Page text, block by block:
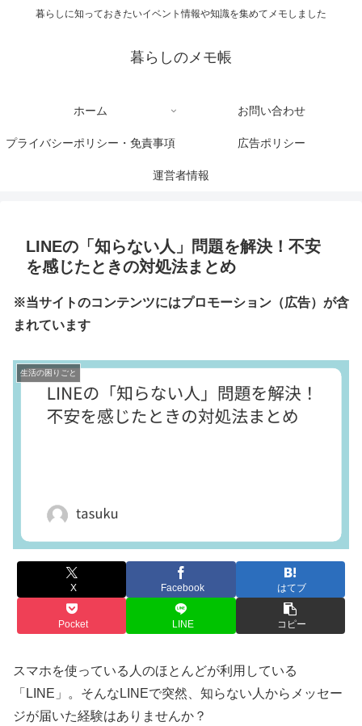
暮らしに知っておきたいイベント情報や知識を集めてメモしました
暮らしのメモ帳
ホーム お問い合わせ
プライバシーポリシー・免責事項 広告ポリシー
運営者情報
LINEの「知らない人」問題を解決！不安
を感じたときの対処法まとめ
※当サイトのコンテンツにはプロモーション（広告）が含
まれています
生活の困りごと
X Facebook はてブ
Pocket LINE コピー
スマホを使っている人のほとんどが利用している
「LINE」。そんなLINEで突然、知らない人からメッセー
ジが届いた経験はありませんか？